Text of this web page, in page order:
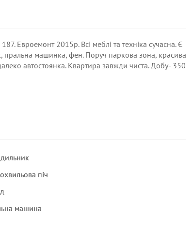
Евроемонт 2015р. Всі меблі та техніка сучасна. Є
пральна машинка, фен. Поруч паркова зона, красива
автостоянка. Квартира завжди чиста. Добу- 350
піч
машина